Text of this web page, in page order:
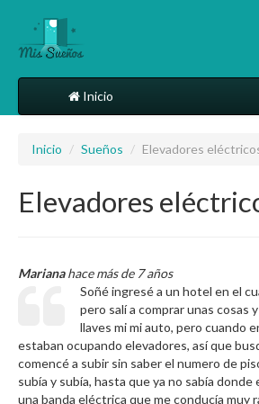
Inicio
Más
Inicio / Sueños / Elevadores
Elevadores
Marianahace más de 7 años
Soñé ingresé a un hotel en el
pero salí a comprar unas cosas
llaves mi mi auto, pero cuando
estaban ocupando elevadores, así que
comencé a subir sin saber el numero de
subía y subía, hasta que ya no sabía
una banda eléctrica que me conducía muy